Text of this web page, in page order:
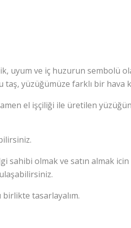
uyum ve iç huzurun sembolü
yüzüğümüze farklı bir hava
el işçiliği ile üretilen
sahibi olmak ve satın almak
birlikte tasarlayalım.